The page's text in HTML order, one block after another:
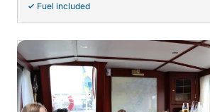
Fuel included